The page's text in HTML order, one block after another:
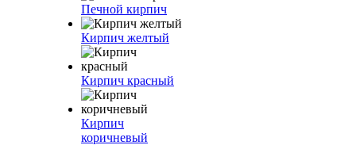
Печной кирпич
Кирпич желтый
Кирпич красный
Кирпич
коричневый